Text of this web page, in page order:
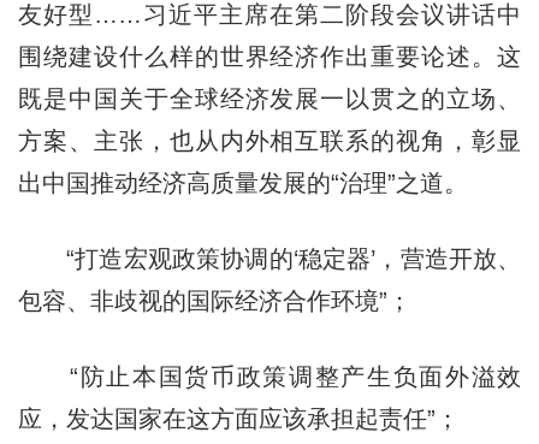
友好型……习近平主席在第二阶段会议讲话中
围绕建设什么样的世界经济作出重要论述。这
既是中国关于全球经济发展一以贯之的立场、
方案、主张，也从内外相互联系的视角，彰显
出中国推动经济高质量发展的“治理”之道。
“打造宏观政策协调的‘稳定器’，营造开放、
包容、非歧视的国际经济合作环境”；
“防止本国货币政策调整产生负面外溢效
应，发达国家在这方面应该承担起责任”；